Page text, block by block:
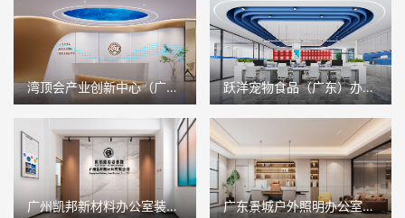
湾顶会产业创新中心（广州）办公室装修设计 跃洋宠物食品（广东）办公室装修设计
广州凯邦新材料办公室装修设计 广东景城户外照明办公室装修设计